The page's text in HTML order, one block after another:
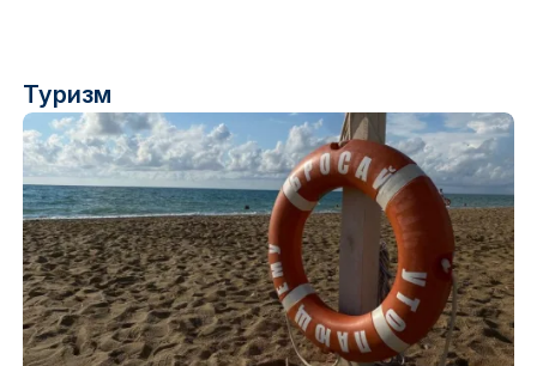
Туризм